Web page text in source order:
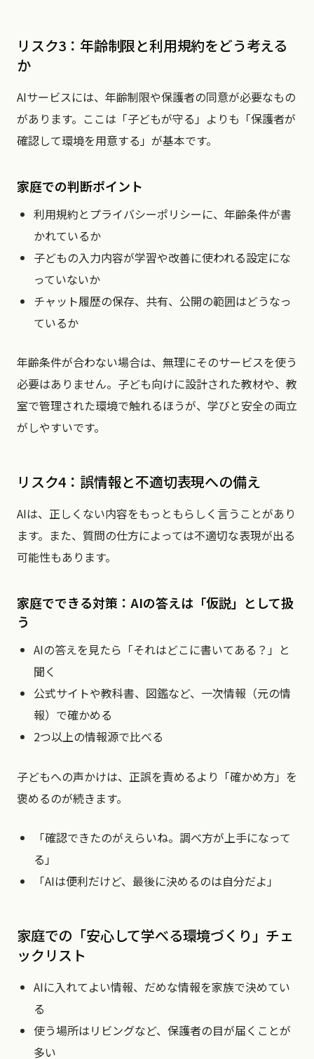
リスク3：年齢制限と利用規約をどう考える
か
AIサービスには、年齢制限や保護者の同意が必要なもの
があります。ここは「子どもが守る」よりも「保護者が
確認して環境を用意する」が基本です。
家庭での判断ポイント
利用規約とプライバシーポリシーに、年齢条件が書
かれているか
子どもの入力内容が学習や改善に使われる設定にな
っていないか
チャット履歴の保存、共有、公開の範囲はどうなっ
ているか
年齢条件が合わない場合は、無理にそのサービスを使う
必要はありません。子ども向けに設計された教材や、教
室で管理された環境で触れるほうが、学びと安全の両立
がしやすいです。
リスク4：誤情報と不適切表現への備え
AIは、正しくない内容をもっともらしく言うことがあり
ます。また、質問の仕方によっては不適切な表現が出る
可能性もあります。
家庭でできる対策：AIの答えは「仮説」として扱
う
AIの答えを見たら「それはどこに書いてある？」と
聞く
公式サイトや教科書、図鑑など、一次情報（元の情
報）で確かめる
2つ以上の情報源で比べる
子どもへの声かけは、正誤を責めるより「確かめ方」を
褒めるのが続きます。
「確認できたのがえらいね。調べ方が上手になって
る」
「AIは便利だけど、最後に決めるのは自分だよ」
家庭での「安心して学べる環境づくり」チェ
ックリスト
AIに入れてよい情報、だめな情報を家族で決めてい
る
使う場所はリビングなど、保護者の目が届くことが
多い